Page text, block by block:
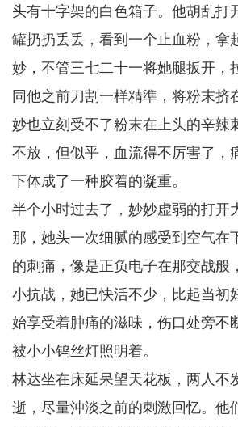
头有十字架的白色箱子。他胡乱打
罐扔扔丢丢，看到一个止血粉，拿
妙，不管三七二十一将她腿扳开，
同他之前刀割一样精準，将粉末挤
妙也立刻受不了粉末在上头的辛辣
不放，但似乎，血流得不厉害了，
下体成了一种胶着的凝重。
半个小时过去了，妙妙虚弱的打开
那，她头一次细腻的感受到空气在
的刺痛，像是正负电子在那交战般
小抗战，她已快活不少，比起当初
始享受着肿痛的滋味，伤口处旁不
被小小钨丝灯照明着。
林达坐在床延呆望天花板，两人不
逝，尽量沖淡之前的刺激回忆。他